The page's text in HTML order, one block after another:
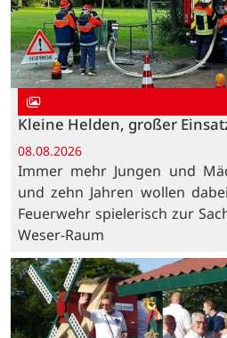
Kleine Helden, großer
08.08.2026
Immer mehr Jungen und
und zehn Jahren wollen
Feuerwehr spielerisch zur
Weser-Raum